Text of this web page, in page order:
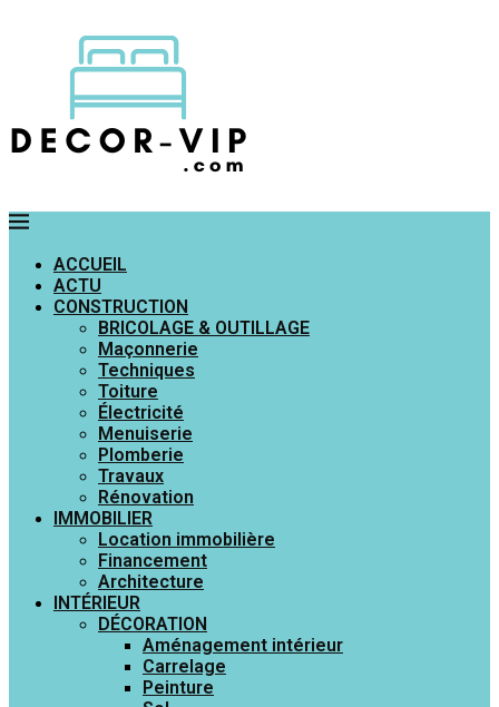
ACCUEIL
ACTU
CONSTRUCTION
BRICOLAGE & OUTILLAGE
Maçonnerie
Techniques
Toiture
Électricité
Menuiserie
Plomberie
Travaux
Rénovation
IMMOBILIER
Location immobilière
Financement
Architecture
INTÉRIEUR
DÉCORATION
Aménagement intérieur
Carrelage
Peinture